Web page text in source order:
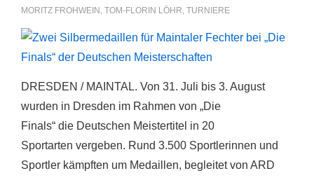
MORITZ FROHWEIN , TOM-FLORIN LÖHR, TURNIERE
DRESDEN / MAINTAL. Von 31. Juli bis 3. August
wurden in Dresden im Rahmen von „Die
Finals“ die Deutschen Meistertitel in 20
Sportarten vergeben. Rund 3.500 Sportlerinnen und
Sportler kämpften um Medaillen, begleitet von ARD